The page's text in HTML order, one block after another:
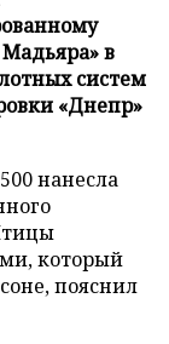
в
систем
«Днепр»
нанесла
который
пояснил